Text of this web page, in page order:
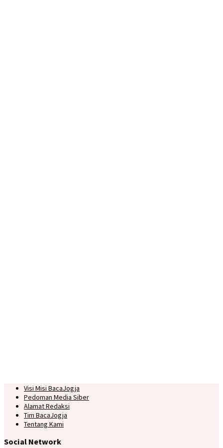
Visi Misi BacaJogja
Pedoman Media Siber
Alamat Redaksi
Tim BacaJogja
Tentang Kami
Social Network